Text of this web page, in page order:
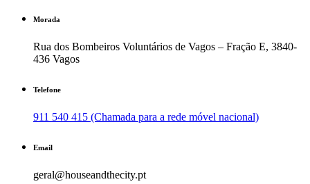
Morada
Rua dos Bombeiros Voluntários de Vagos – Fração E, 3840-
436 Vagos
Telefone
911 540 415 (Chamada para a rede móvel nacional)
Email
geral@houseandthecity.pt